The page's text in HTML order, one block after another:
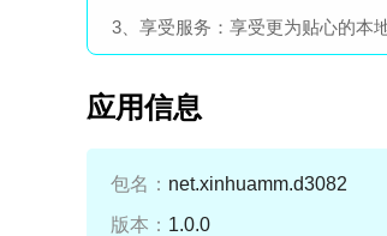
3、享受服务：享受更为贴心的本
应用信息
包名： net.xinhuamm.d3082
版本： 1.0.0